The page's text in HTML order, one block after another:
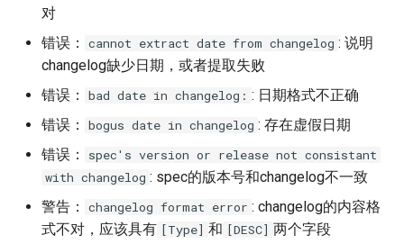
对
错误：
cannot extract date from changelog : 说明
changelog缺少日期，或者提取失败
错误：
bad date in changelog: : 日期格式不正确
错误：
bogus date in changelog : 存在虚假日期
错误：
spec's version or release not consistant
with changelog : spec的版本号和changelog不一致
警告：
changelog format error : changelog的内容格
式不对，应该具有 [Type] 和 [DESC] 两个字段